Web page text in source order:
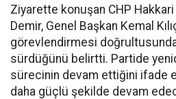
Ziyarette konuşan CHP Hakkari
Demir, Genel Başkan Kemal
görevlendirmesi
sürdüğünü belirtti. Partide
sürecinin devam ettiğini ifade
daha güçlü şekilde devam